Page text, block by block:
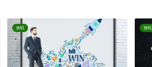
挑戦 挑戦